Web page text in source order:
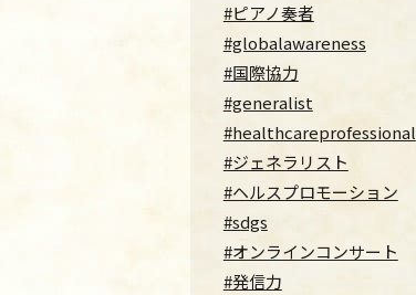
#ピアノ奏者
#globalawareness
#国際協力
#generalist
#healthcareprofessional
#ジェネラリスト
#ヘルスプロモーション
#sdgs
#オンラインコンサート
#発信力